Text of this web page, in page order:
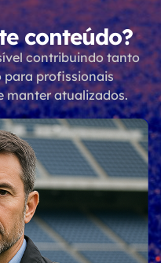
conteúdo?
contribuindo tanto
profissionais
manter atualizados.